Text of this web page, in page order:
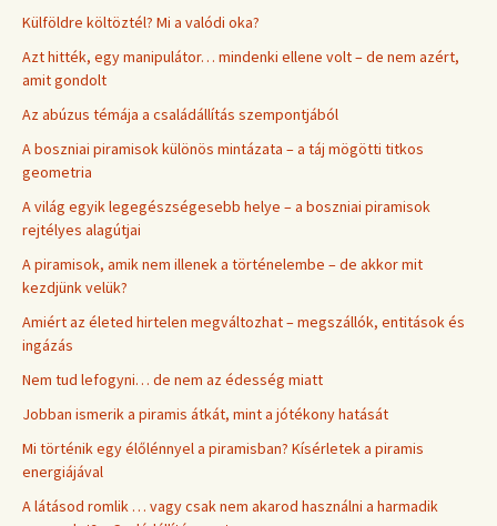
Külföldre költöztél? Mi a valódi oka?
Azt hitték, egy manipulátor… mindenki ellene volt – de nem azért,
amit gondolt
Az abúzus témája a családállítás szempontjából
A boszniai piramisok különös mintázata – a táj mögötti titkos
geometria
A világ egyik legegészségesebb helye – a boszniai piramisok
rejtélyes alagútjai
A piramisok, amik nem illenek a történelembe – de akkor mit
kezdjünk velük?
Amiért az életed hirtelen megváltozhat – megszállók, entitások és
ingázás
Nem tud lefogyni… de nem az édesség miatt
Jobban ismerik a piramis átkát, mint a jótékony hatását
Mi történik egy élőlénnyel a piramisban? Kísérletek a piramis
energiájával
A látásod romlik … vagy csak nem akarod használni a harmadik